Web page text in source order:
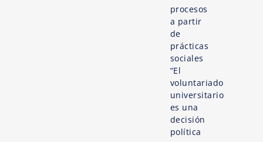
procesos
a partir
de
prácticas
sociales
“El
voluntariado
universitario
es una
decisión
política